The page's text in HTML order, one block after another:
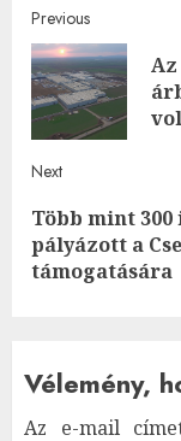
Post
Previous
Next
Next
post:
Több mint
pályázott a
támogatására
Vélemény,
Az e-mail